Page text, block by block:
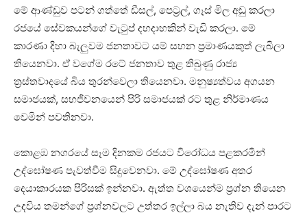
මේ ආණ්ඩුව පටන් ගත්තේ ඩීසල්, පෙට්‍රල්, ගෑස් මිල අඩු කරලා
‍රජයේ සේවකයන්ගේ වැටුප් දහදාහකින් වැඩි කරලා. මේ
කාරණා දිහා බැලුවම ජනතාවට යම් සහන ප්‍රමාණයකුත් ලැබිලා
තියෙනවා. ඒ වගේම රටේ ජනතාව තුළ තිබුණු රාජ්‍ය
ත්‍රස්තවාදයේ බිය තුරන්වෙලා තියෙනවා. මනුෂ්‍යත්වය අගයන
සමාජයක්, සහජීවනයෙන් පිරි සමාජයක් රට තුළ නිර්මාණය
වෙමින් පවතිනවා.
කොළඹ නගරයේ සෑම දිනකම රජයට විරෝධය පළකරමින්
උද්ඝෝෂණ පැවත්වීම සිදුවෙනවා. මේ උද්ඝෝෂණ අතර
දෙයාකාරයක පිරිසක් ඉන්නවා. ඇත්ත වශයෙන්ම ප්‍රශ්න තියෙන
උදවිය තමන්ගේ ප්‍රශ්නවලට උත්තර ඉල්ලා බය නැතිව දැන් පාරට